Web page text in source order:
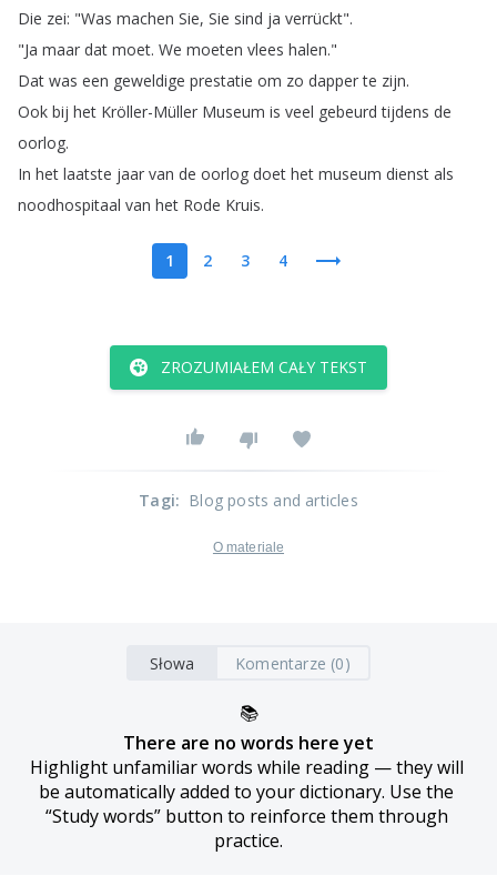
Die zei: "Was machen Sie, Sie sind ja verrückt".
"Ja maar dat moet. We moeten vlees halen."
Dat was een geweldige prestatie om zo dapper te zijn.
Ook bij het Kröller-Müller Museum is veel gebeurd tijdens de
oorlog.
In het laatste jaar van de oorlog doet het museum dienst als
noodhospitaal van het Rode Kruis.
1 2 3 4
ZROZUMIAŁEM CAŁY TEKST
Tagi: Blog posts and articles
O materiale
Słowa Komentarze (0)
📚
There are no words here yet
Highlight unfamiliar words while reading — they will
be automatically added to your dictionary. Use the
“Study words” button to reinforce them through
practice.